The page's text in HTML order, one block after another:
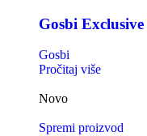
Gosbi
Gosbi
Pročitaj više
Novo
Spremi proizvod